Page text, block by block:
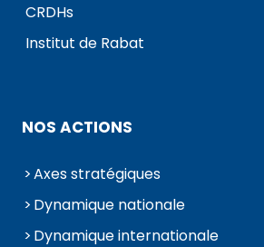
CRDHs
Institut de Rabat
NOS ACTIONS
Axes stratégiques
Dynamique nationale
Dynamique internationale